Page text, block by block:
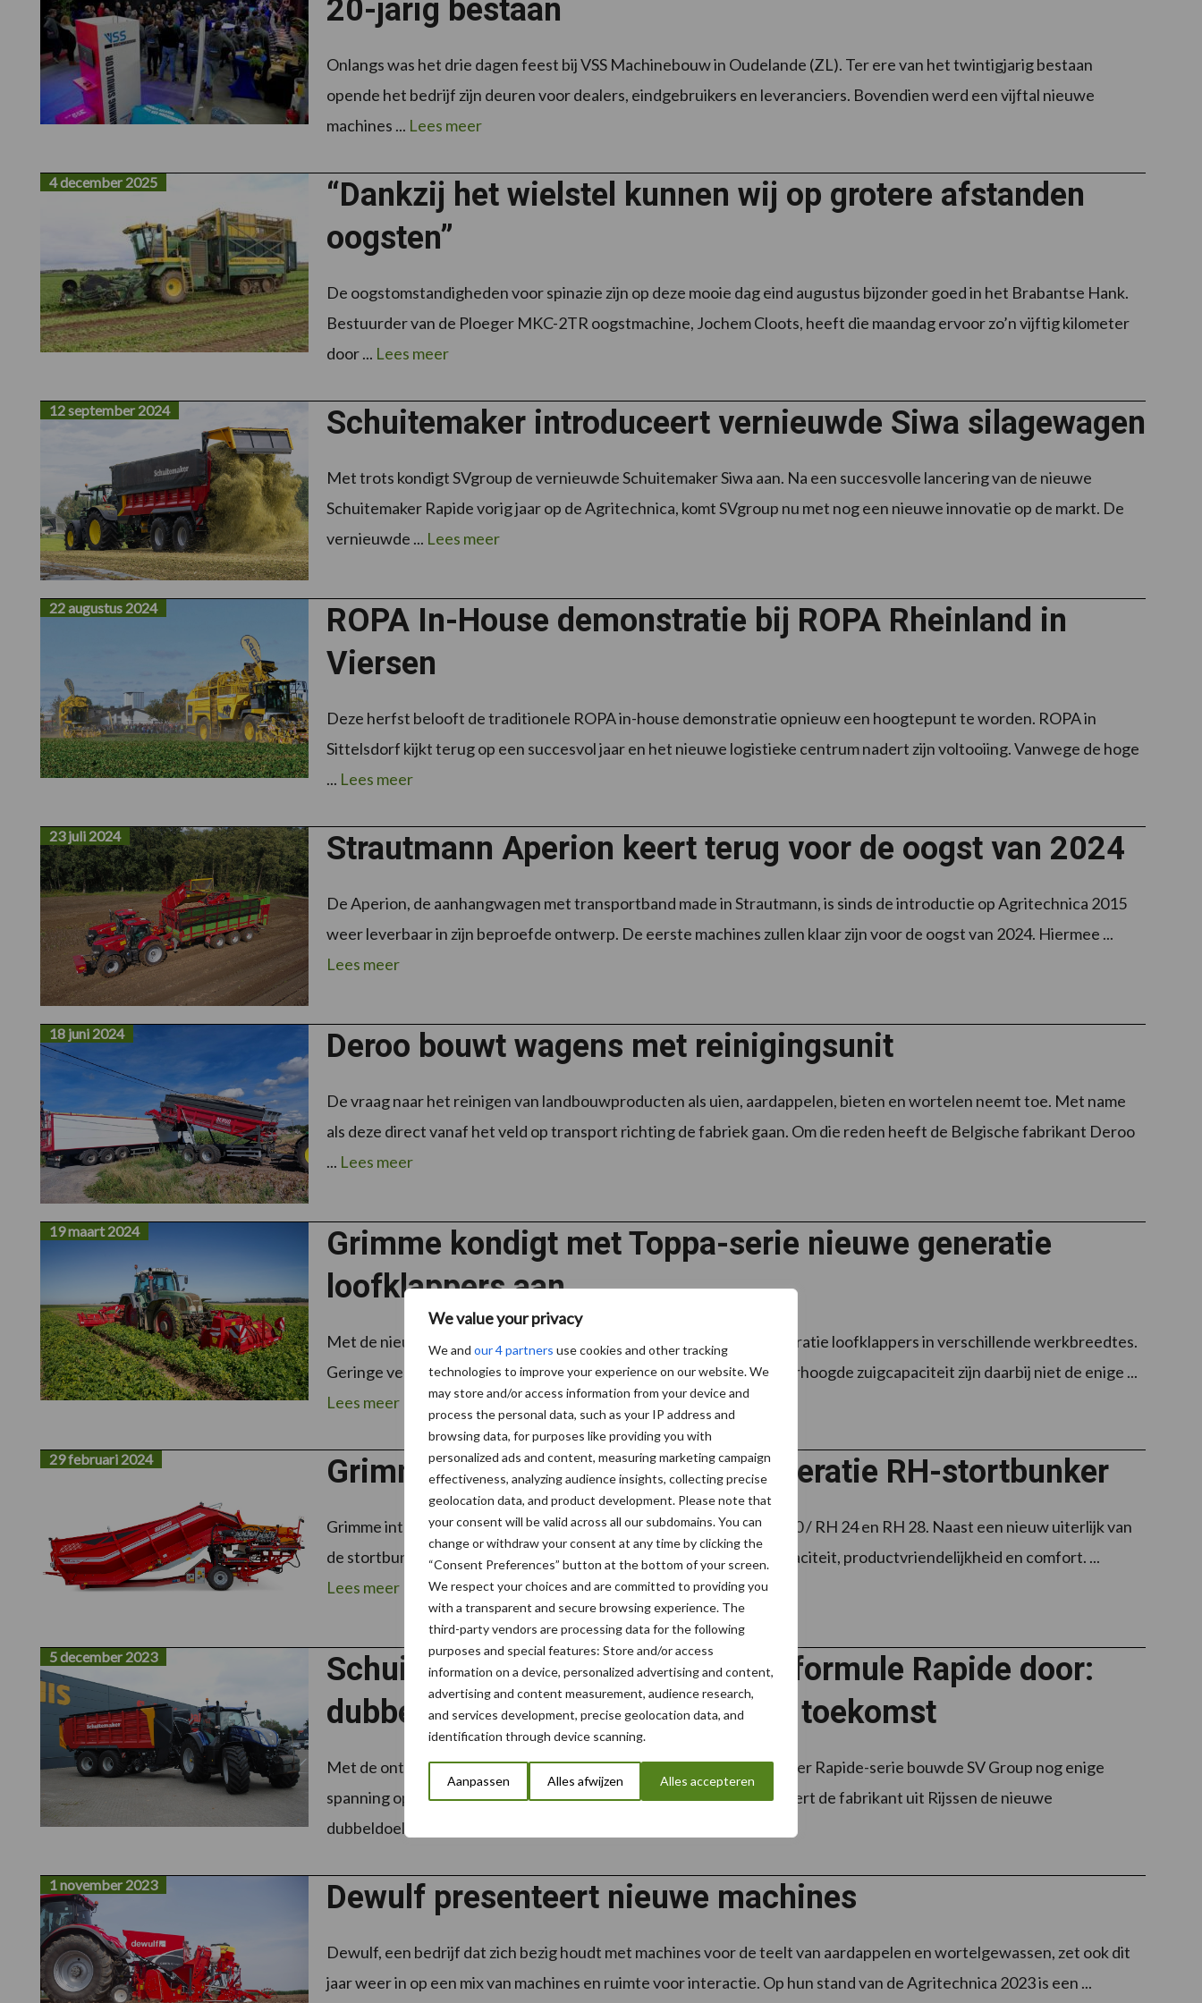
We value your privacy
We and our 4 partners use cookies and other tracking
technologies to improve your experience on our website. We
may store and/or access information from your device and
process the personal data, such as your IP address and
browsing data, for purposes like providing you with
personalized ads and content, measuring marketing campaign
effectiveness, analyzing audience insights, collecting precise
geolocation data, and product development. Please note that
your consent will be valid across all our subdomains. You can
change or withdraw your consent at any time by clicking the
“Consent Preferences” button at the bottom of your screen.
We respect your choices and are committed to providing you
with a transparent and secure browsing experience. The
third-party vendors are processing data for the following
purposes and special features: Store and/or access
information on a device, personalized advertising and content,
advertising and content measurement, audience research,
and services development, precise geolocation data, and
identification through device scanning.
Aanpassen Alles afwijzen Alles accepteren
20-jarig bestaan
Onlangs was het drie dagen feest bij VSS Machinebouw in Oudelande (ZL). Ter ere van het twintigjarig bestaan
opende het bedrijf zijn deuren voor dealers, eindgebruikers en leveranciers. Bovendien werd een vijftal nieuwe
machines ... Lees meer
“Dankzij het wielstel kunnen wij op grotere afstanden
oogsten”
4 december 2025
De oogstomstandigheden voor spinazie zijn op deze mooie dag eind augustus bijzonder goed in het Brabantse Hank.
Bestuurder van de Ploeger MKC-2TR oogstmachine, Jochem Cloots, heeft die maandag ervoor zo’n vijftig kilometer
door ... Lees meer
Schuitemaker introduceert vernieuwde Siwa silagewagen
12 september 2024
Met trots kondigt SVgroup de vernieuwde Schuitemaker Siwa aan. Na een succesvolle lancering van de nieuwe
Schuitemaker Rapide vorig jaar op de Agritechnica, komt SVgroup nu met nog een nieuwe innovatie op de markt. De
vernieuwde ... Lees meer
ROPA In-House demonstratie bij ROPA Rheinland in
Viersen
22 augustus 2024
Deze herfst belooft de traditionele ROPA in-house demonstratie opnieuw een hoogtepunt te worden. ROPA in
Sittelsdorf kijkt terug op een succesvol jaar en het nieuwe logistieke centrum nadert zijn voltooiing. Vanwege de hoge
... Lees meer
Strautmann Aperion keert terug voor de oogst van 2024
23 juli 2024
De Aperion, de aanhangwagen met transportband made in Strautmann, is sinds de introductie op Agritechnica 2015
weer leverbaar in zijn beproefde ontwerp. De eerste machines zullen klaar zijn voor de oogst van 2024. Hiermee ...
Lees meer
Deroo bouwt wagens met reinigingsunit
18 juni 2024
De vraag naar het reinigen van landbouwproducten als uien, aardappelen, bieten en wortelen neemt toe. Met name
als deze direct vanaf het veld op transport richting de fabriek gaan. Om die reden heeft de Belgische fabrikant Deroo
... Lees meer
Grimme kondigt met Toppa-serie nieuwe generatie
loofklappers aan
19 maart 2024
Met de nieuwe TOPPA-serie presenteert Grimme een nieuwe generatie loofklappers in verschillende werkbreedtes.
Geringe vermogensbehoefte, gemodificeerd klapperhuis en een verhoogde zuigcapaciteit zijn daarbij niet de enige ...
Lees meer
Grimme introduceert nieuwe generatie RH-stortbunker
29 februari 2024
Grimme introduceert de nieuwe generatie van de stortbunker RH 20 / RH 24 en RH 28. Naast een nieuw uiterlijk van
de stortbunker, zijn er ook aanpassingen gedaan op het vlak van capaciteit, productvriendelijkheid en comfort. ...
Lees meer
Schuitemaker ontwikkelt succesformule Rapide door:
dubbeldoelwagen van en voor de toekomst
5 december 2023
Met de onthulling van de typeaanduiding van de nieuwe Schuitemaker Rapide-serie bouwde SV Group nog enige
spanning op voor de Agritechnica. Daags voor ‘Hannover’ presenteert de fabrikant uit Rijssen de nieuwe
dubbeldoelwagen, die ...
Dewulf presenteert nieuwe machines
1 november 2023
Dewulf, een bedrijf dat zich bezig houdt met machines voor de teelt van aardappelen en wortelgewassen, zet ook dit
jaar weer in op een mix van machines en ruimte voor interactie. Op hun stand van de Agritechnica 2023 is een ...